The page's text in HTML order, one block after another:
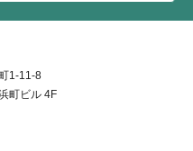
1-11-8
町ビル 4F